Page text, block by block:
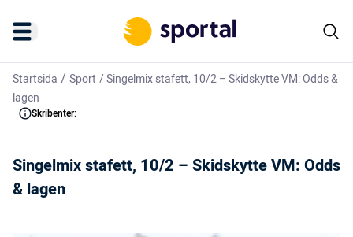
Startsida / Sport /Singelmix stafett, 10/2 – Skidskytte VM: Odds &
lagen
Skribenter:
Singelmix stafett, 10/2 – Skidskytte VM: Odds
& lagen